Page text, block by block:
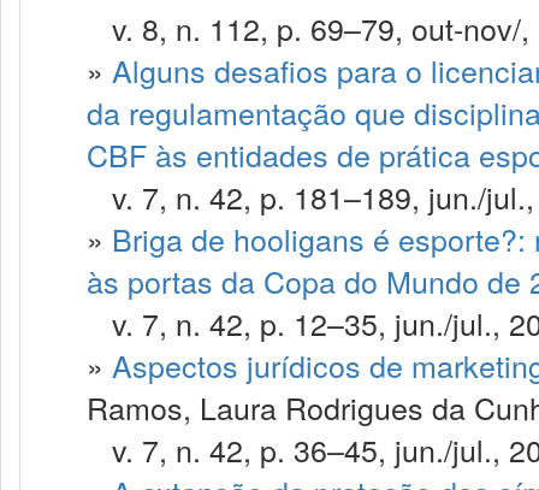
v. 8, n. 112, p. 69–79, out-nov/,
» Alguns desafios para o
da regulamentação que
CBF às entidades de prática
v. 7, n. 42, p. 181–189, jun./
» Briga de hooligans é
às portas da Copa do Mundo de
v. 7, n. 42, p. 12–35, jun./jul.,
» Aspectos jurídicos de
Ramos, Laura Rodrigues da
v. 7, n. 42, p. 36–45, jun./jul.,